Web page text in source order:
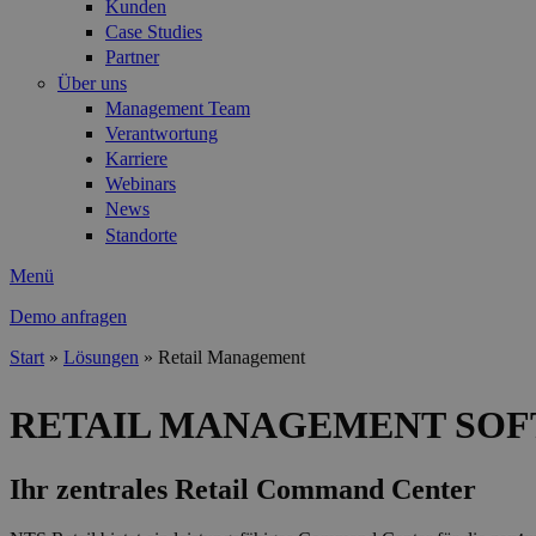
Kunden
Case Studies
Partner
Über uns
Management Team
Verantwortung
Karriere
Webinars
News
Standorte
Menü
Demo anfragen
Start » Lösungen » Retail Management
RETAIL MANAGEMENT
Ihr zentrales Retail Command Center